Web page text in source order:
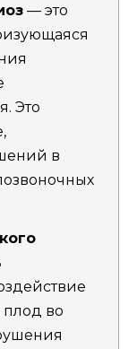
— это
Это
в
во